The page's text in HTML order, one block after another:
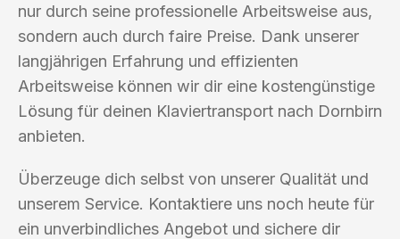
nur durch seine professionelle Arbeitsweise aus,
sondern auch durch faire Preise. Dank unserer
langjährigen Erfahrung und effizienten
Arbeitsweise können wir dir eine kostengünstige
Lösung für deinen Klaviertransport nach Dornbirn
anbieten.
Überzeuge dich selbst von unserer Qualität und
unserem Service. Kontaktiere uns noch heute für
ein unverbindliches Angebot und sichere dir